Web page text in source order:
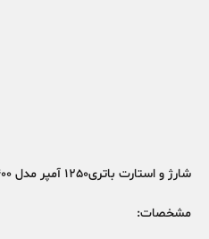
شارژ و استارت باتری1250 آمپر مدل Feiying(FY)-1400- چین
مشخصات: